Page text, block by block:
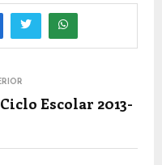
Escolar 2013-